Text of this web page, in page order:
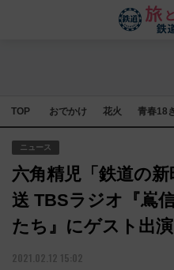
TOP おでかけ 花火 青春18
ニュース
六角精児「鉄道の
送 TBSラジオ『嶌
たち』にゲスト出演
2021.02.12 15:02